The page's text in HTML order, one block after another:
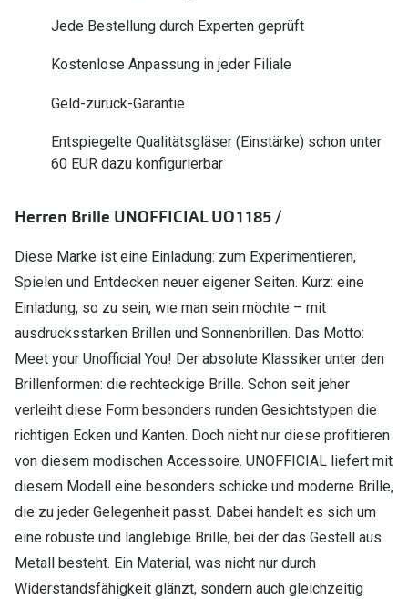
Glaspakete
Glasveredelungen
Brillenglas Typen
Transitions Gläser
Stellest®-Brillengläser
Zubehör
Brillenbügel
Brillenetuis
Brillenkettchen
Jede Bestellung durch Experten geprüft
Kostenlose Anpassung in jeder Filiale
Geld-zurück-Garantie
Entspiegelte Qualitätsgläser (Einstärke) schon unter
60 EUR dazu konfigurierbar
Herren Brille UNOFFICIAL UO1185 /
Diese Marke ist eine Einladung: zum Experimentieren,
Spielen und Entdecken neuer eigener Seiten. Kurz: eine
Einladung, so zu sein, wie man sein möchte – mit
ausdrucksstarken Brillen und Sonnenbrillen. Das Motto:
Meet your Unofficial You! Der absolute Klassiker unter den
Brillenformen: die rechteckige Brille. Schon seit jeher
verleiht diese Form besonders runden Gesichtstypen die
richtigen Ecken und Kanten. Doch nicht nur diese profitieren
von diesem modischen Accessoire. UNOFFICIAL liefert mit
diesem Modell eine besonders schicke und moderne Brille,
die zu jeder Gelegenheit passt. Dabei handelt es sich um
eine robuste und langlebige Brille, bei der das Gestell aus
Metall besteht. Ein Material, was nicht nur durch
Widerstandsfähigkeit glänzt, sondern auch gleichzeitig